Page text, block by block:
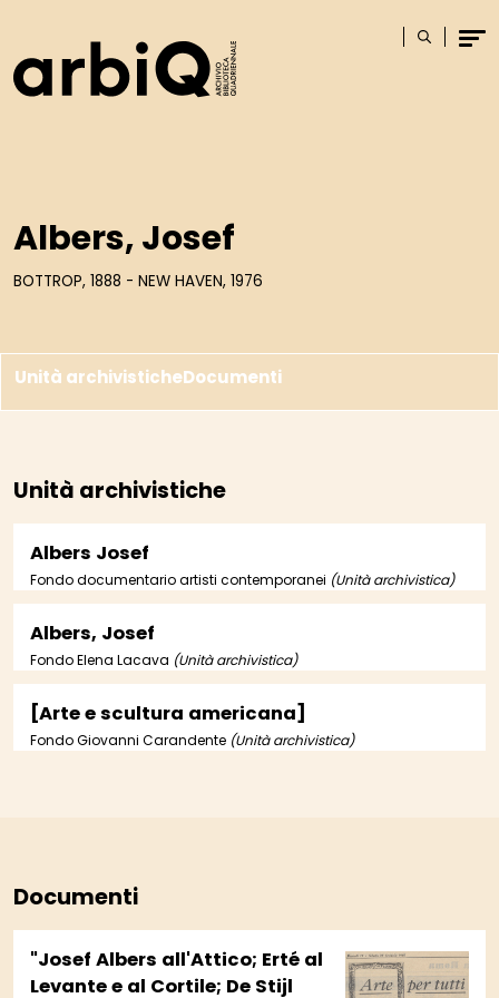
Cerca
Albers, Josef
BOTTROP, 1888 - NEW HAVEN, 1976
Unità archivisticheDocumenti
Unità archivistiche
Albers Josef
Fondo documentario artisti contemporanei (Unità archivistica)
Albers, Josef
Fondo Elena Lacava (Unità archivistica)
[Arte e scultura americana]
Fondo Giovanni Carandente (Unità archivistica)
Documenti
"Josef Albers all'Attico; Erté al
Levante e al Cortile; De Stijl